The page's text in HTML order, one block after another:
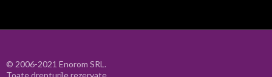
© 2006-2021 Enorom SRL.
Toate drepturile rezervate.